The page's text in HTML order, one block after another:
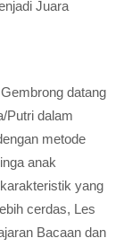
Juara
datang
Putri dalam
metode
anak
yang
cerdas, Les
Bacaan dan